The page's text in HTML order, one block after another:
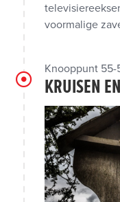
voormalige
Knooppunt 55-
KRUISEN